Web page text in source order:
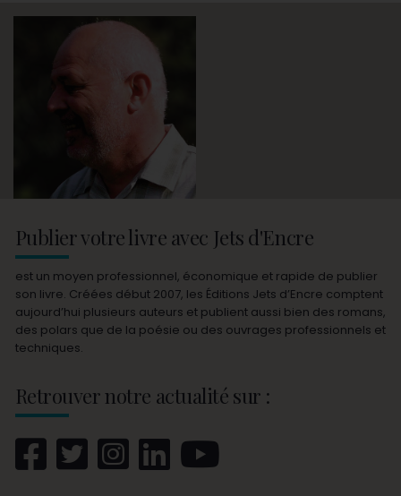
Publier votre livre avec Jets d'Encre
est un moyen professionnel, économique et rapide de publier
son livre. Créées début 2007, les Éditions Jets d’Encre comptent
aujourd’hui plusieurs auteurs et publient aussi bien des romans,
des polars que de la poésie ou des ouvrages professionnels et
techniques.
Retrouver notre actualité sur :